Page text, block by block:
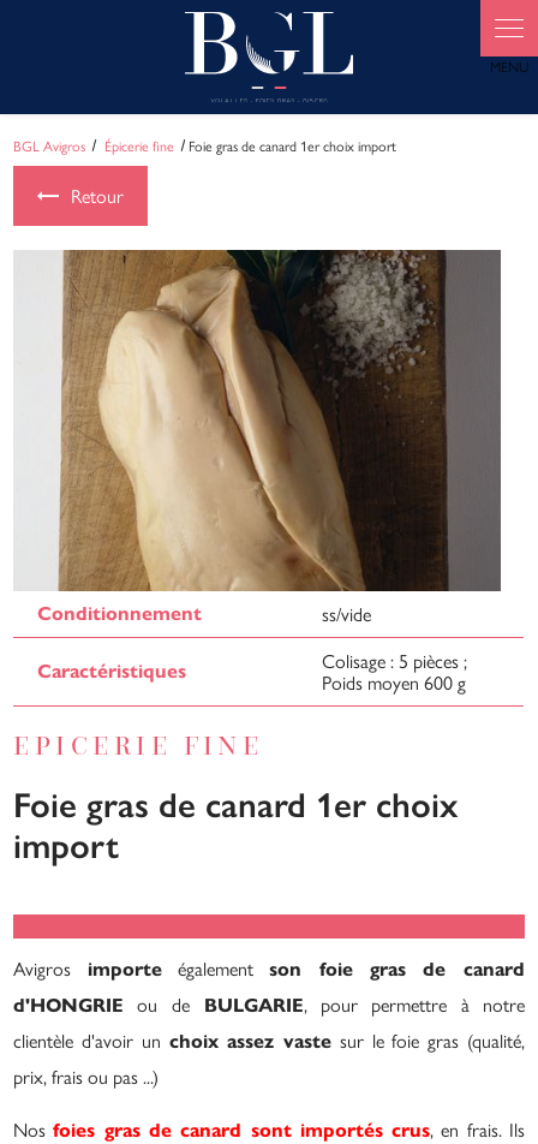
BGL Avigros Épicerie fine Foie gras de canard 1er choix import
Retour
Conditionnement ss/vide
Caractéristiques Colisage : 5 pièces ;
Poids moyen 600 g
EPICERIE FINE
Foie gras de canard 1er choix
import
Avigros importe également
son foie gras de canard
d'HONGRIE
ou de BULGARIE, pour permettre à notre
clientèle d'avoir un choix assez vaste sur le foie gras (qualité,
prix,frais ou pas ...)
Nosfoies gras de canard sont importés crus, en frais. Ils
Panneau de gestion des cookies